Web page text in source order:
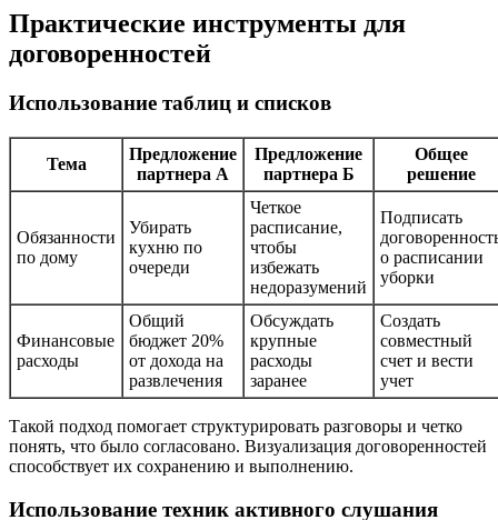
Практические инструменты для
договоренностей
Использование таблиц и списков
Тема
Предложение
партнера А
Предложение
партнера Б
Общее
решение
Обязанности
по дому
Убирать
кухню по
очереди
Четкое
расписание,
чтобы
избежать
недоразумений
Подписать
о расписании
уборки
Финансовые
расходы
Общий
бюджет 20%
от дохода на
развлечения
Обсуждать
крупные
расходы
заранее
Создать
совместный
счет и вести
учет
Такой подход помогает структурировать разговоры и четко
понять, что было согласовано. Визуализация договоренностей
способствует их сохранению и выполнению.
Использование техник активного слушания